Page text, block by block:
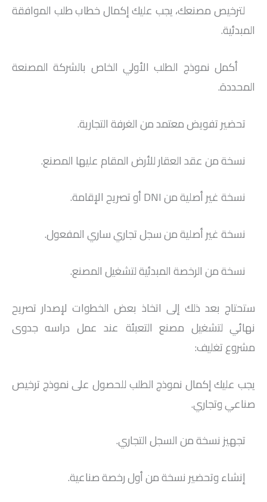
لترخيص مصنعك، يجب عليك إكمال خطاب طلب الموافقة
المبدئية.
أكمل نموذج الطلب الأولي الخاص بالشركة المصنعة
المحددة.
تحضير تفويض معتمد من الغرفة التجارية.
نسخة من عقد العقار للأرض المقام عليها المصنع.
نسخة غير أصلية من DNI أو تصريح الإقامة.
نسخة غير أصلية من سجل تجاري ساري المفعول.
نسخة من الرخصة المبدئية لتشغيل المصنع.
ستحتاج بعد ذلك إلى اتخاذ بعض الخطوات لإصدار تصريح
نهائي لتشغيل مصنع التعبئة عند عمل دراسه جدوى
مشروع تغليف:
يجب عليك إكمال نموذج الطلب للحصول على نموذج ترخيص
صناعي وتجاري.
تجهيز نسخة من السجل التجاري.
إنشاء وتحضير نسخة من أول رخصة صناعية.